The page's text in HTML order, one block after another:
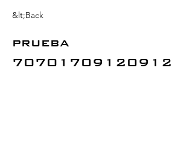
&lt;Back
prueba
70701709120912